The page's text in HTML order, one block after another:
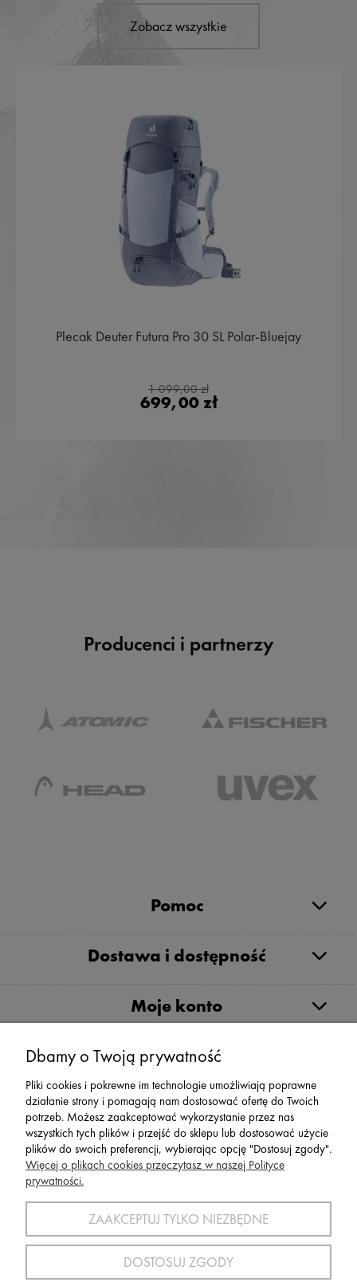
Zobacz wszystkie
Plecak Deuter Futura Pro 30 SL Polar-Bluejay
1 099,00 zł
699,00 zł
Producenci i partnerzy
Pomoc
Dostawa i dostępność
Moje konto
Serwis
Zwroty,Reklamacje Wymiany
SPORT 2002 ||
dolnośląskie, NIP: 611-24-66-379 || E-
sport2002@onet.eutel:(75) 777 76 36
Wszelkie Prawa Zastrzeżone © 2022 Sport2002.pl
Dbamy o Twoją prywatność
Pliki cookies i pokrewne im technologie umożliwiają poprawne
działanie strony i pomagają nam dostosować ofertę do Twoich
potrzeb. Możesz zaakceptować wykorzystanie przez nas
wszystkich tych plików i przejść do sklepu lub dostosować użycie
plików do swoich preferencji, wybierając opcję "Dostosuj zgody".
Więcej o plikach cookies przeczytasz w naszej Polityce
prywatności.
ZAAKCEPTUJ TYLKO NIEZBĘDNE
DOSTOSUJ ZGODY